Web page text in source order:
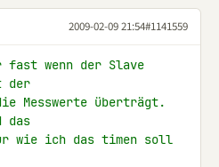
2009-02-09 21:54#1141559
fast wenn der Slave
der
Messwerte überträgt.
das
wie ich das timen soll